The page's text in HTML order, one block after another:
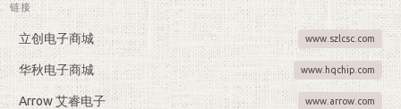
链接
立创电子商城 www.szlcsc.com
华秋电子商城 www.hqchip.com
Arrow 艾睿电子 www.arrow.com